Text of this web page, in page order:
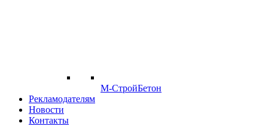
М-СтройБетон
Рекламодателям
Новости
Контакты